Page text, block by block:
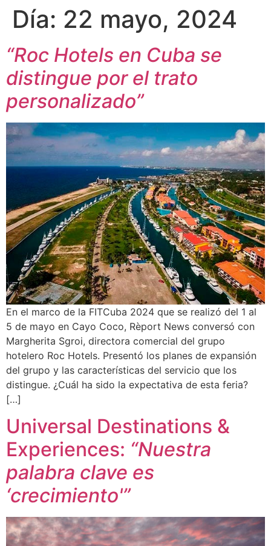
Día: 22 mayo, 2024
“Roc Hotels en Cuba se
distingue por el trato
personalizado”
En el marco de la FITCuba 2024 que se realizó del 1 al
5 de mayo en Cayo Coco, Rèport News conversó con
Margherita Sgroi, directora comercial del grupo
hotelero Roc Hotels. Presentó los planes de expansión
del grupo y las características del servicio que los
distingue. ¿Cuál ha sido la expectativa de esta feria?
[…]
Universal Destinations &
Experiences: “Nuestra
palabra clave es
‘crecimiento'”